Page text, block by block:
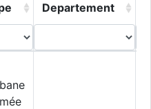
Departement